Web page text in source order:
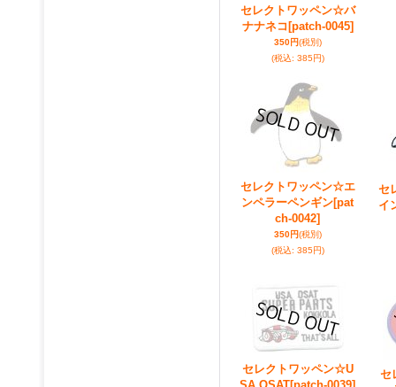
セレクトワッペン☆バ
ナナネコ [patch-0045]
350円(税別)
(税込: 385円)
セレクトワッペン☆エ
ンペラーペンギン[pat
ch-0042]
350円(税別)
(税込: 385円)
セ
イ
セレクトワッペン☆U
セ